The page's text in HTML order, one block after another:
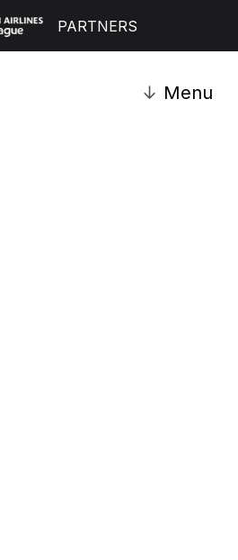
PARTNERS
↓ Menu